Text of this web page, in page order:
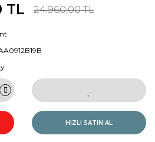
TL 24.960,00 TL
HIZLI SATIN AL